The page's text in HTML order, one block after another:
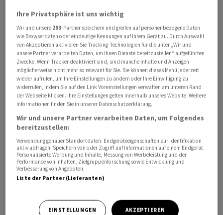
Der rechte US-Talkmaster Tucker Carlson hatte das
Gespräch mit dem Kremlchef bereits am Dienstag in
erschien in der deutschen Nacht zu Freitag auf Carlsons
Webseite und der Plattform X, vormals Twitter. Es ist
das erste ausführliche Gespräch Putins mit einem US-
Interviewer seit Beginn seines Angriffskrieges gegen die
Interview zuvor als grosses Medienereignis
Ihre Privatsphäre ist uns wichtig
Wir und unsere 293-Partner speichern und greifen auf personenbezogene Daten
wie Browserdaten oder eindeutige Kennungen auf Ihrem Gerät zu. Durch Auswahl
von Akzeptieren aktivieren Sie Tracking-Technologien für die unter „Wir und
unsere Partner verarbeiten Daten, um Ihnen Dienste bereitzustellen“ aufgeführten
Zwecke. Wenn Tracker deaktiviert sind, sind manche Inhalte und Anzeigen
möglicherweise nicht mehr so relevant für Sie. Sie können dieses Menü jederzeit
wieder aufrufen, um Ihre Einstellungen zu ändern oder Ihre Einwilligung zu
widerrufen, indem Sie auf den Link Voreinstellungen verwalten am unteren Rand
der Webseite klicken. Ihre Einstellungen gelten innerhalb unseres Website. Weitere
Informationen finden Sie in unserer Datenschutzerklärung.
Wir und unsere Partner verarbeiten Daten, um Folgendes
bereitzustellen:
Verwendung genauer Standortdaten. Endgeräteeigenschaften zur Identifikation
aktiv abfragen. Speichern von oder Zugriff auf Informationen auf einem Endgerät.
Personalisierte Werbung und Inhalte, Messung von Werbeleistung und der
Performance von Inhalten, Zielgruppenforschung sowie Entwicklung und
Verbesserung von Angeboten.
Liste der Partner (Lieferanten)
EINSTELLUNGEN AKZEPTIEREN